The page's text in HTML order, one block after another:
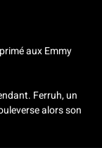
aux Emmy
Ferruh, un
alors son